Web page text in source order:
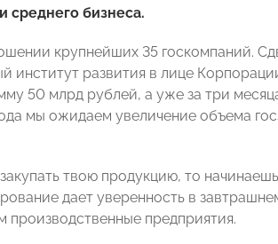
среднего бизнеса.
крупнейших 35 госкомпаний.
институт развития в лице
50 млрд рублей, а уже за три
мы ожидаем увеличение объема
твою продукцию, то начинаешь
дает уверенность в
предприятия.